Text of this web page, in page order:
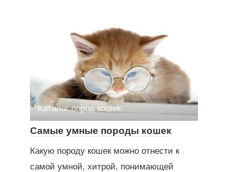
Каталог пород кошек
Самые умные породы кошек
Какую породу кошек можно отнести к
самой умной, хитрой, понимающей